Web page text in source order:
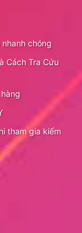
chóng
Cách Tra Cứu
tham gia kiếm